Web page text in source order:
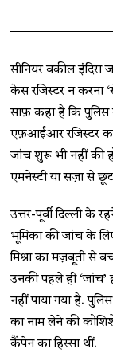
सीनियर वकील इंदिरा
केस रजिस्टर न करना
साफ़ कहा है कि पुलिस
एफ़आईआर रजिस्टर
जांच शुरू भी नहीं की
एमनेस्टी या सज़ा से
उत्तर-पूर्वी दिल्ली के
भूमिका की जांच के लिए
मिश्रा का मज़बूती से
उनकी पहले ही
नहीं पाया गया है.
का नाम लेने की
कैंपेन का हिस्सा थीं.